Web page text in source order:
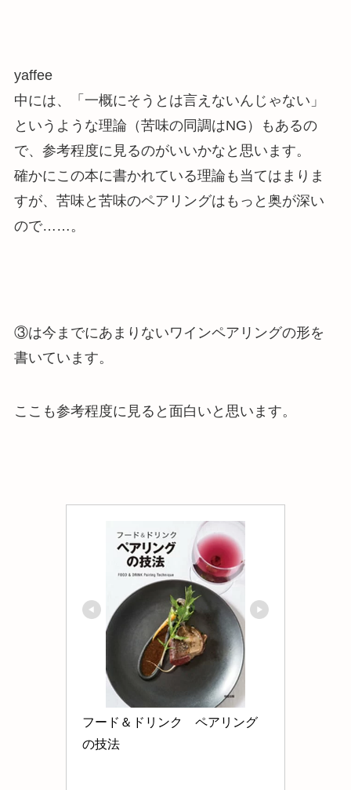
yaffee
中には、「一概にそうとは言えないんじゃない」
というような理論（苦味の同調はNG）もあるの
で、参考程度に見るのがいいかなと思います。
確かにこの本に書かれている理論も当てはまりま
すが、苦味と苦味のペアリングはもっと奥が深い
ので……。
③は今までにあまりないワインペアリングの形を
書いています。
ここも参考程度に見ると面白いと思います。
フード＆ドリンク　ペアリング
の技法